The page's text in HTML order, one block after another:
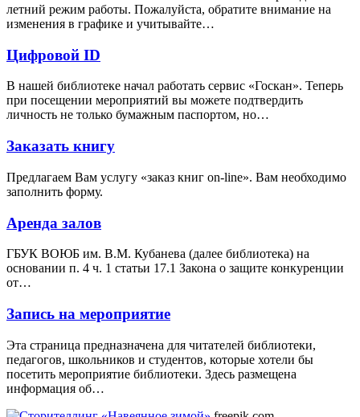
летний режим работы. Пожалуйста, обратите внимание на
изменения в графике и учитывайте…
Цифровой ID
В нашей библиотеке начал работать сервис «Госкан». Теперь
при посещении мероприятий вы можете подтвердить
личность не только бумажным паспортом, но…
Заказать книгу
Предлагаем Вам услугу «заказ книг on-line». Вам необходимо
заполнить форму.
Аренда залов
ГБУК ВОЮБ им. В.М. Кубанева (далее библиотека) на
основании п. 4 ч. 1 статьи 17.1 Закона о защите конкуренции
от…
Запись на мероприятие
Эта страница предназначена для читателей библиотеки,
педагогов, школьников и студентов, которые хотели бы
посетить мероприятие библиотеки. Здесь размещена
информация об…